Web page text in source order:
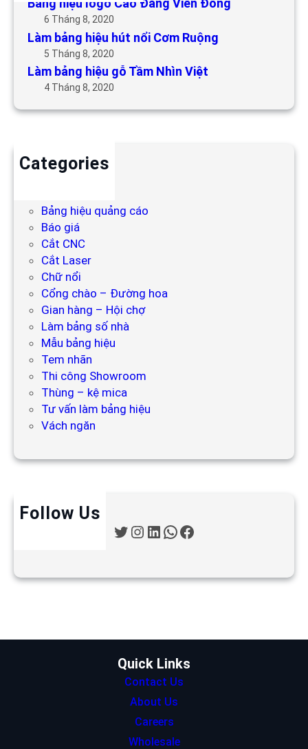
Bảng hiệu logo Cao Đẳng Viễn Đông
6 Tháng 8, 2020
Làm bảng hiệu hút nổi Cơm Ruộng
5 Tháng 8, 2020
Làm bảng hiệu gỗ Tầm Nhìn Việt
4 Tháng 8, 2020
Categories
Bảng hiệu quảng cáo
Báo giá
Cắt CNC
Cắt Laser
Chữ nổi
Cổng chào – Đường hoa
Gian hàng – Hội chợ
Làm bảng số nhà
Mẫu bảng hiệu
Tem nhãn
Thi công Showroom
Thùng – kệ mica
Tư vấn làm bảng hiệu
Vách ngăn
Follow Us
T
t
I
t
a
L
k
n
W
t
p
F
e
k
Quick Links
Contact Us
About Us
Careers
Wholesale